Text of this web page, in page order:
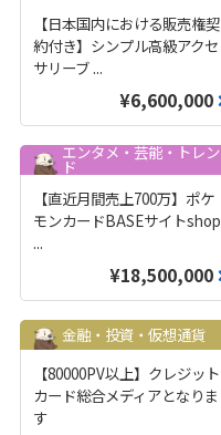
【日本国内における販売権契
約付き】シンプル高級アクセ
サリーブ ...
¥6,600,000
エンタメ・芸能・トレン
ド
【直近月間売上700万】ポケ
モンカードBASEサイトshop
...
¥18,500,000
金融・投資・仮想通貨
【80000PV以上】クレジット
カード総合メディアとなりま
す